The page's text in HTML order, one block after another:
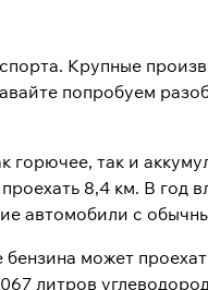
Крупные
попробуем
так и
8,4 км. В год
автомобили с
может
литров